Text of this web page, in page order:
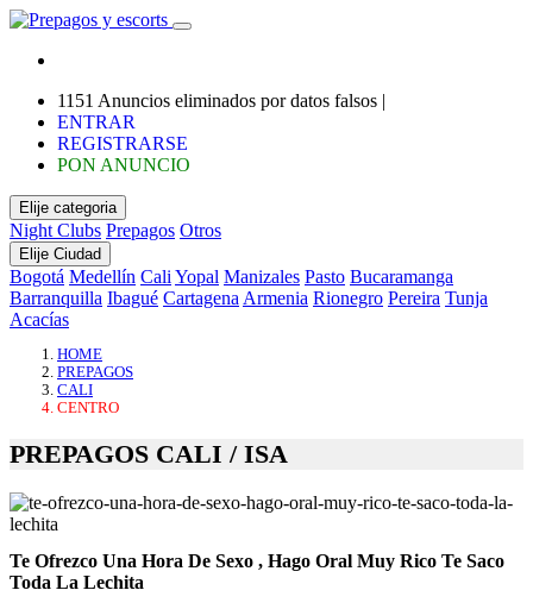
1151 Anuncios eliminados por datos falsos |
ENTRAR
REGISTRARSE
PON ANUNCIO
Elije categoria
Night Clubs Prepagos Otros
Elije Ciudad
Bogotá Medellín Cali Yopal Manizales Pasto Bucaramanga
Barranquilla Ibagué Cartagena Armenia Rionegro Pereira Tunja
Acacías
HOME
PREPAGOS
CALI
CENTRO
PREPAGOS CALI / ISA
Te Ofrezco Una Hora De Sexo , Hago Oral Muy Rico Te Saco
Toda La Lechita